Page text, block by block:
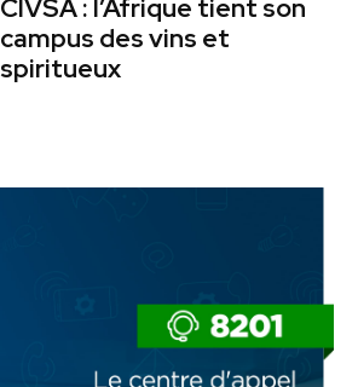
CIVSA : l’Afrique tient son
campus des vins et
spiritueux